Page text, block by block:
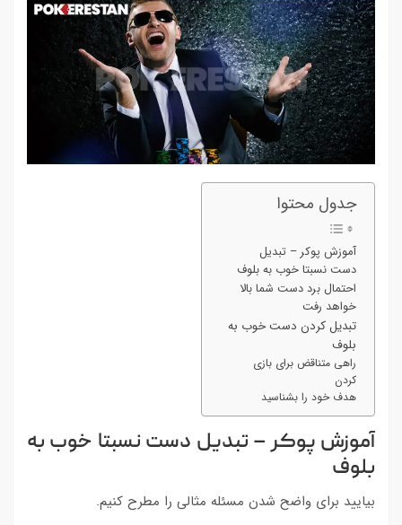
جدول محتوا
آموزش پوکر – تبدیل
دست نسبتا خوب به بلوف
احتمال برد دست شما بالا
خواهد رفت
تبدیل کردن دست خوب به
بلوف
راهی متناقض برای بازی
کردن
هدف خود را بشناسید
آموزش پوکر – تبدیل دست نسبتا خوب به
بلوف
بیایید برای واضح شدن مسئله مثالی را مطرح کنیم.